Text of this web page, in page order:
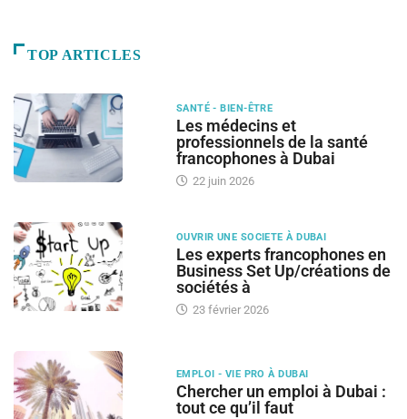
TOP ARTICLES
SANTÉ - BIEN-ÊTRE
Les médecins et
professionnels de la santé
francophones à Dubai
22 juin 2026
OUVRIR UNE SOCIETE À DUBAI
Les experts francophones en
Business Set Up/créations de
sociétés à
23 février 2026
EMPLOI - VIE PRO À DUBAI
Chercher un emploi à Dubai :
tout ce qu’il faut